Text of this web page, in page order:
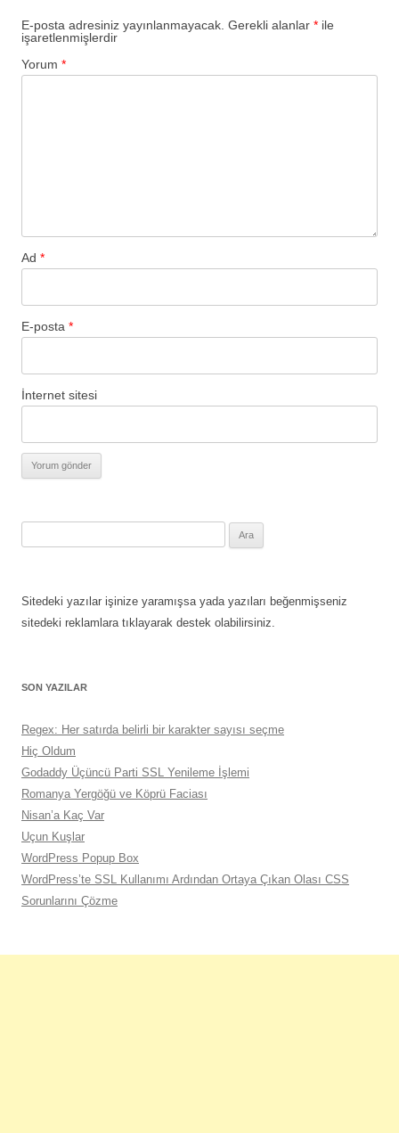
E-posta adresiniz yayınlanmayacak. Gerekli alanlar * ile
işaretlenmişlerdir
Yorum *
Ad *
E-posta *
İnternet sitesi
Sitedeki yazılar işinize yaramışsa yada yazıları beğenmişseniz
sitedeki reklamlara tıklayarak destek olabilirsiniz.
SON YAZILAR
Regex: Her satırda belirli bir karakter sayısı seçme
Hiç Oldum
Godaddy Üçüncü Parti SSL Yenileme İşlemi
Romanya Yergöğü ve Köprü Faciası
Nisan’a Kaç Var
Uçun Kuşlar
WordPress Popup Box
WordPress’te SSL Kullanımı Ardından Ortaya Çıkan Olası CSS
Sorunlarını Çözme